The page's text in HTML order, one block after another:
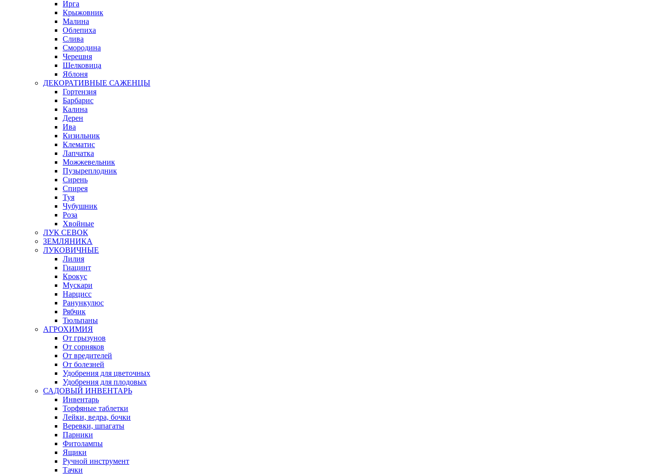
Ирга
Крыжовник
Малина
Облепиха
Слива
Смородина
Черешня
Шелковица
Яблоня
ДЕКОРАТИВНЫЕ САЖЕНЦЫ
Гортензия
Барбарис
Калина
Дерен
Ива
Кизильник
Клематис
Лапчатка
Можжевельник
Пузыреплодник
Сирень
Спирея
Туя
Чубушник
Роза
Хвойные
ЛУК СЕВОК
ЗЕМЛЯНИКА
ЛУКОВИЧНЫЕ
Лилия
Гиацинт
Крокус
Мускари
Нарцисс
Ранункулюс
Рябчик
Тюльпаны
АГРОХИМИЯ
От грызунов
От сорняков
От вредителей
От болезней
Удобрения для цветочных
Удобрения для плодовых
САДОВЫЙ ИНВЕНТАРЬ
Инвентарь
Торфяные таблетки
Лейки, ведра, бочки
Веревки, шпагаты
Парники
Фитолампы
Ящики
Ручной инструмент
Тачки